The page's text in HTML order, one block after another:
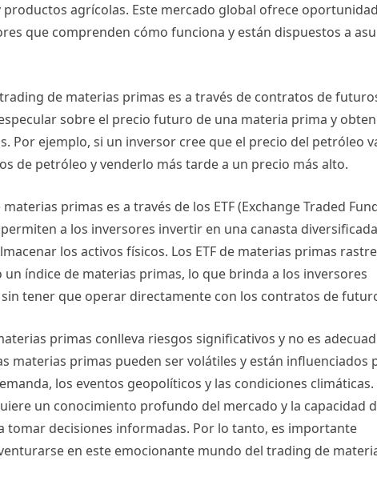
agrícolas. Este mercado global ofrece
que comprenden cómo funciona y están dispuestos a
de materias primas es a través de contratos de
sobre el precio futuro de una materia prima y
Por ejemplo, si un inversor cree que el precio del petróleo
de petróleo y venderlo más tarde a un precio más alto.
primas es a través de los ETF (Exchange Traded
a los inversores invertir en una canasta
los activos físicos. Los ETF de materias primas
índice de materias primas, lo que brinda a los inversores
tener que operar directamente con los contratos de
primas conlleva riesgos significativos y no es
materias primas pueden ser volátiles y están influenciados
los eventos geopolíticos y las condiciones climáticas.
un conocimiento profundo del mercado y la capacidad
tomar decisiones informadas. Por lo tanto, es importante
en este emocionante mundo del trading de